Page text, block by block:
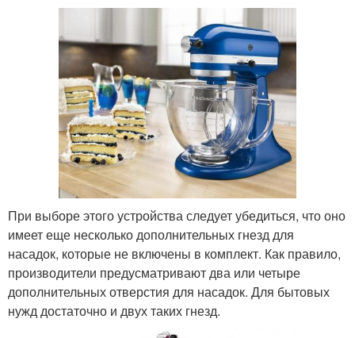
При выборе этого устройства следует убедиться, что оно
имеет еще несколько дополнительных гнезд для
насадок, которые не включены в комплект. Как правило,
производители предусматривают два или четыре
дополнительных отверстия для насадок. Для бытовых
нужд достаточно и двух таких гнезд.